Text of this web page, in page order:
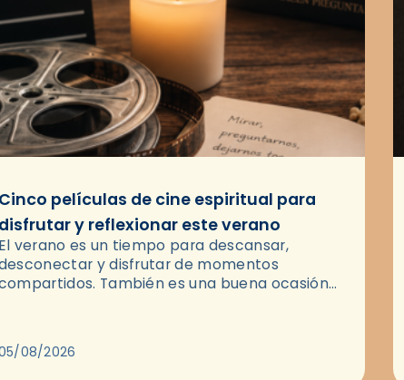
Cinco películas de cine espiritual para
disfrutar y reflexionar este verano
El verano es un tiempo para descansar,
y disfrutar de momentos
También es una buena ocasión
08/2026